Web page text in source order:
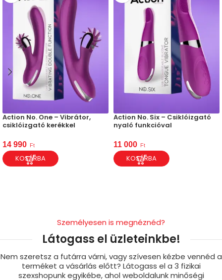
Action No. One – Vibrátor,
csiklóizgató kerékkel
14 990 Ft
KOSÁRBA
Action No. Six – Csiklóizgató
nyaló funkcióval
11 000 Ft
KOSÁRBA
Személyesen is megnéznéd?
Látogass el üzleteinkbe!
Nem szeretsz a futárra várni, vagy szívesen kézbe vennéd a
terméket a vásárlás előtt? Látogass el a 3 fizikai
szexshopunk egyikébe, ahol weboldalunk minőségi